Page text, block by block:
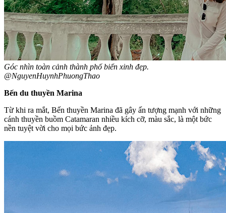
Góc nhìn toàn cảnh thành phố biển xinh đẹp.
@NguyenHuynhPhuongThao
Bến du thuyền Marina
Từ khi ra mắt, Bến thuyền Marina đã gây ấn tượng mạnh với những
cánh thuyền buồm Catamaran nhiều kích cỡ, màu sắc, là một bức
nền tuyệt vời cho mọi bức ảnh đẹp.